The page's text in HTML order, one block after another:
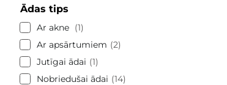
Ādas tips
Ar akne
1
Ar apsārtumiem
2
Jutīgai ādai
1
Nobriedušai ādai
14